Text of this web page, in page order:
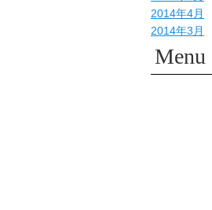
2014年4月
2014年3月
Menu